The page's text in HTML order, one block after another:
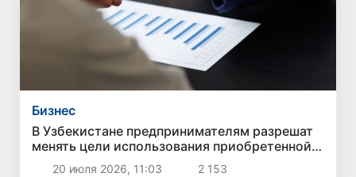
Бизнес
В Узбекистане предпринимателям разрешат
менять цели использования приобретенной
валюты
20 июля 2026, 11:03 2 153